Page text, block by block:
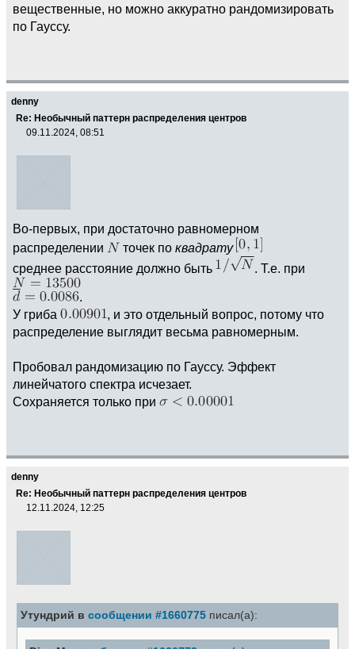
вещественные, но можно аккуратно рандомизировать
по Гауссу.
denny
Re: Необычный паттерн распределения центров
09.11.2024, 08:51
Во-первых, при достаточно равномерном
распределении
точек по квадрату
среднее расстояние должно быть
. Т.е. при
.
У гриба
, и это отдельный вопрос, потому что
распределение выглядит весьма равномерным.
Пробовал рандомизацию по Гауссу. Эффект
линейчатого спектра исчезает.
Сохраняется только при
denny
Re: Необычный паттерн распределения центров
12.11.2024, 12:25
Утундрий в сообщении #1660775 писал(а):